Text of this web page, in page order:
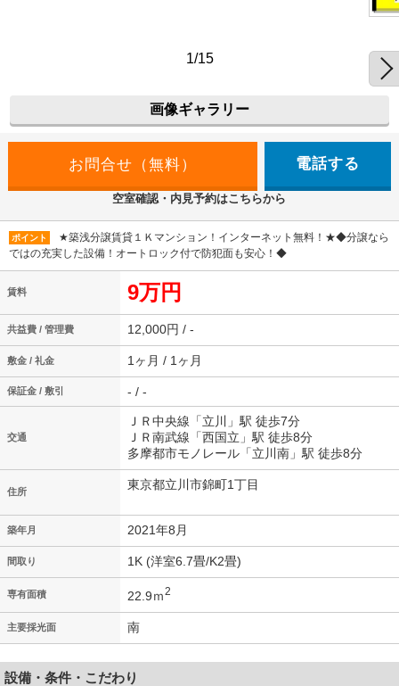
1/15
画像ギャラリー
電話する
空室確認・内見予約はこちらから
ポイント
★築浅分譲賃貸１Ｋマンション！インターネット無料！★◆分譲なら
ではの充実した設備！オートロック付で防犯面も安心！◆
賃料 9万円
共益費 / 管理費 12,000円 / -
敷金 / 礼金 1ヶ月 / 1ヶ月
保証金 / 敷引 - / -
交通
ＪＲ中央線「立川」駅 徒歩7分
ＪＲ南武線「西国立」駅 徒歩8分
多摩都市モノレール「立川南」駅 徒歩8分
住所 東京都立川市錦町1丁目
築年月 2021年8月
間取り 1K (洋室6.7畳/K2畳)
専有面積 22.9ｍ2
主要採光面 南
設備・条件・こだわり